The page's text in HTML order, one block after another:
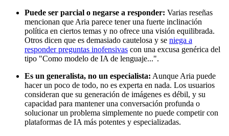
Puede ser parcial o negarse a responder: Varias reseñas
mencionan que Aria parece tener una fuerte inclinación
política en ciertos temas y no ofrece una visión equilibrada.
Otros dicen que es demasiado cautelosa y se niega a
responder preguntas inofensivas con una excusa genérica del
tipo "Como modelo de IA de lenguaje...".
Es un generalista, no un especialista: Aunque Aria puede
hacer un poco de todo, no es experta en nada. Los usuarios
consideran que su generación de imágenes es débil, y su
capacidad para mantener una conversación profunda o
solucionar un problema simplemente no puede competir con
plataformas de IA más potentes y especializadas.